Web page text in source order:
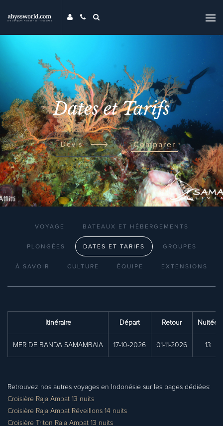
PROMOS
MAG
MON ABYSS
CONTACT
COMPARER
UNIVERS ABYSS
RECHERCHER
EVENTS
Dates et Tarifs
Devis Comparer
VOYAGE BATEAUX ET HÉBERGEMENTS
PLONGÉES DATES ET TARIFS GROUPES
À SAVOIR CULTURE ÉQUIPE EXTENSIONS
Itinéraire Départ Retour Nuitée
MER DE BANDA SAMAMBAIA 17-10-2026 01-11-2026 13
Retrouvez nos autres voyages en Indonésie sur les pages dédiées:
Croisière Raja Ampat 13 nuits
Croisière Raja Ampat Réveillons 14 nuits
Croisière Triton Raja Ampat 13 nuits